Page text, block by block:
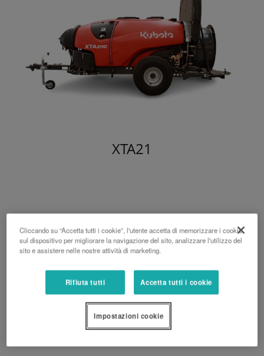
XTA21
Cliccando su “Accetta tutti i cookie”, l'utente accetta di memorizzare i cookie
sul dispositivo per migliorare la navigazione del sito, analizzare l'utilizzo del
sito e assistere nelle nostre attività di marketing.
Rifiuta tutti Accetta tutti i cookie
Impostazioni cookie